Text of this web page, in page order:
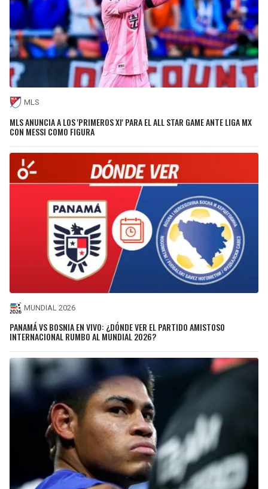
MLS
MLS ANUNCIA A LOS 'PRIMEROS XI' PARA EL ALL STAR GAME ANTE LIGA MX
CON MESSI COMO FIGURA
MUNDIAL 2026
PANAMÁ VS BOSNIA EN VIVO: ¿DÓNDE VER EL PARTIDO AMISTOSO
INTERNACIONAL RUMBO AL MUNDIAL 2026?